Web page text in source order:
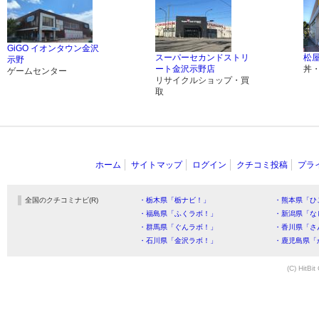
GiGO イオンタウン金沢
示野
ゲームセンター
スーパーセカンドストリ
ート金沢示野店
リサイクルショップ・買
取
松
丼
ホーム サイトマップ ログイン クチコミ投稿 プラ
全国のクチコミナビ(R) ・栃木県「栃ナビ！」
・熊本県「
・福島県「ふくラボ！」
・新潟県「
・群馬県「ぐんラボ！」
・香川県「
・石川県「金沢ラボ！」
・鹿児島県
(C) HitBit